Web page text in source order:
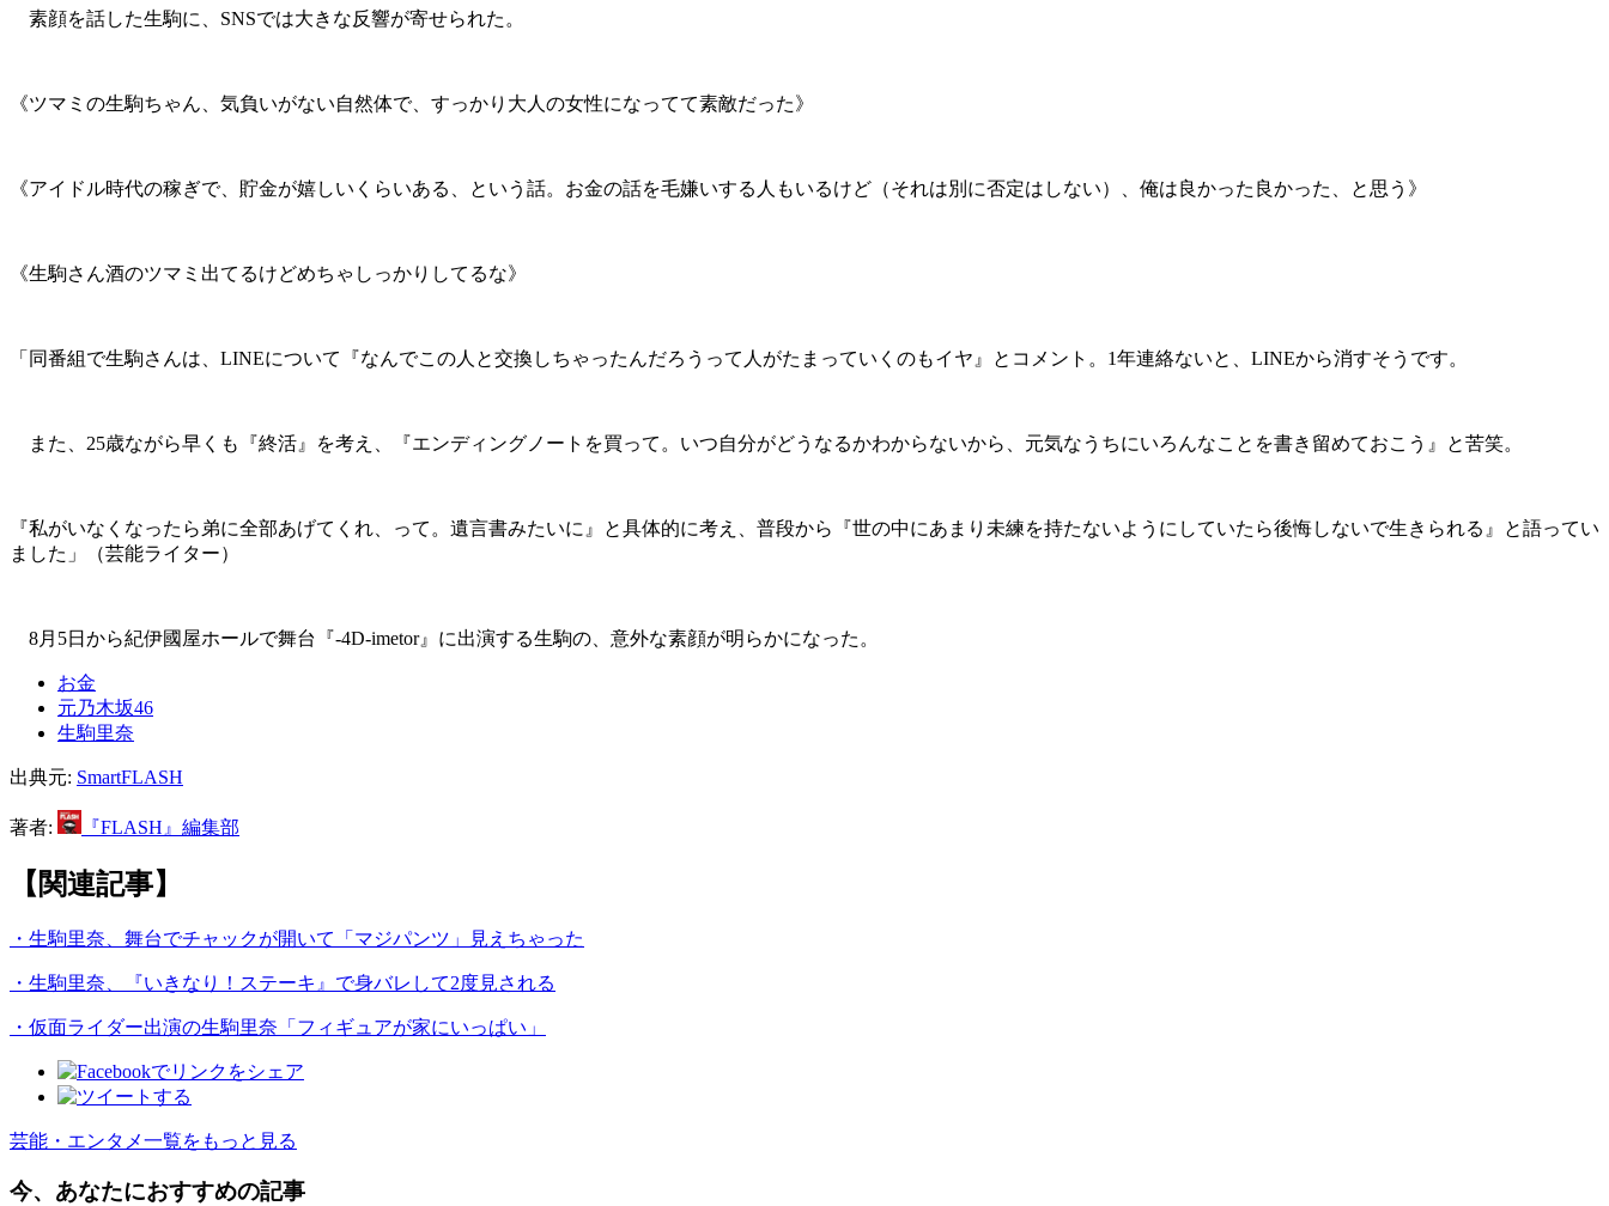
素顔を話した生駒に、SNSでは大きな反響が寄せられた。
《ツマミの生駒ちゃん、気負いがない自然体で、すっかり大人の女性になってて素敵だった》
《アイドル時代の稼ぎで、貯金が嬉しいくらいある、という話。お金の話を毛嫌いする人もいるけど（それは別に否定はしない）、俺は良かった良かった、と思う》
《生駒さん酒のツマミ出てるけどめちゃしっかりしてるな》
「同番組で生駒さんは、LINEについて『なんでこの人と交換しちゃったんだろうって人がたまっていくのもイヤ』とコメント。1年連絡ないと、LINEから消すそうです。
また、25歳ながら早くも『終活』を考え、『エンディングノートを買って。いつ自分がどうなるかわからないから、元気なうちにいろんなことを書き留めておこう』と苦笑。
『私がいなくなったら弟に全部あげてくれ、って。遺言書みたいに』と具体的に考え、普段から『世の中にあまり未練を持たないようにしていたら後悔しないで生きられる』と語ってい
ました」（芸能ライター）
8月5日から紀伊國屋ホールで舞台『-4D-imetor』に出演する生駒の、意外な素顔が明らかになった。
お金
元乃木坂46
生駒里奈
出典元: SmartFLASH
著者: 『FLASH』編集部
【関連記事】
・生駒里奈、舞台でチャックが開いて「マジパンツ」見えちゃった
・生駒里奈、『いきなり！ステーキ』で身バレして2度見される
・仮面ライダー出演の生駒里奈「フィギュアが家にいっぱい」
芸能・エンタメ一覧をもっと見る
今、あなたにおすすめの記事